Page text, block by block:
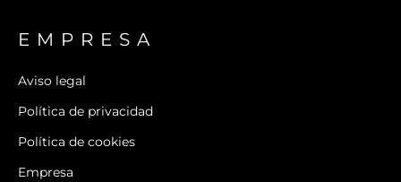
EMPRESA
Aviso legal
Política de privacidad
Política de cookies
Empresa